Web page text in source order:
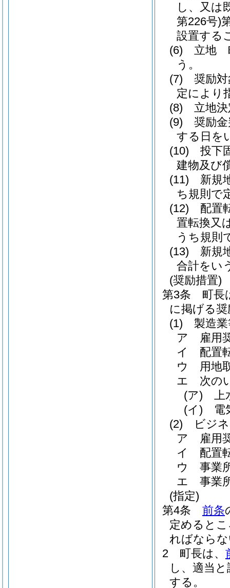
し、又は
第226号)
設置する
(6)
立地
う。
(7)
奨励
定により
(8)
立地
(9)
奨励
する日を
(10)
投下
建物及び
(11)
新規
ち規則で
(12)
配置
置転換又
うち規則
(13)
新規
合計をい
(奨励措置)
第3条
町長
に掲げる
(1)
製造
ア
雇用
イ
配置
ウ
用地
エ
次の
(ア)
上
(イ)
電
(2)
ビジ
ア
雇用
イ
配置
ウ
事業
エ
事業
(指定)
第4条
前条
定めると
ればなら
2
町長は、
し、適当
する。